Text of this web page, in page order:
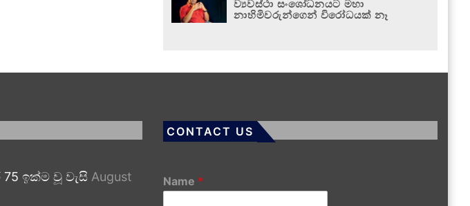
ව්‍යවස්ථා සංශෝධනයට මහා
නාහිමිවරුන්ගෙන් විරෝධයක් නෑ
75 ඉක්ම වූ වැසි August
CONTACT US
Name *